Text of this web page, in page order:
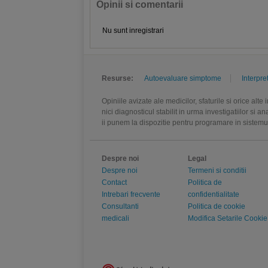
Opinii si comentarii
Nu sunt inregistrari
Resurse: Autoevaluare simptome
Opiniile avizate ale medicilor, sfaturile si orice
nici diagnosticul stabilit in urma investigatiilor si
ii punem la dispozitie pentru programare in
Despre noi
Despre noi
Contact
Intrebari frecvente
Consultanti
medicali
Legal
Termeni si conditii
Politica de
confidentialitate
Politica de cookie
Modifica Setarile Cookie